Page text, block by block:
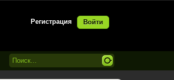
Регистрация Войти